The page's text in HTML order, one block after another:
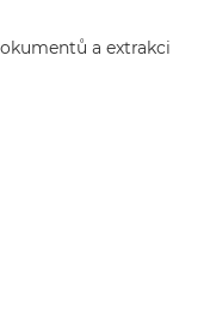
a extrakci